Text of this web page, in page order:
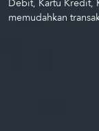
Debit, Kartu Kredit,
memudahkan